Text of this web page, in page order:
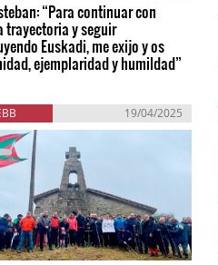
“Para continuar con
trayectoria y seguir
Euskadi, me exijo y os
ejemplaridad y humildad”
19/04/2025